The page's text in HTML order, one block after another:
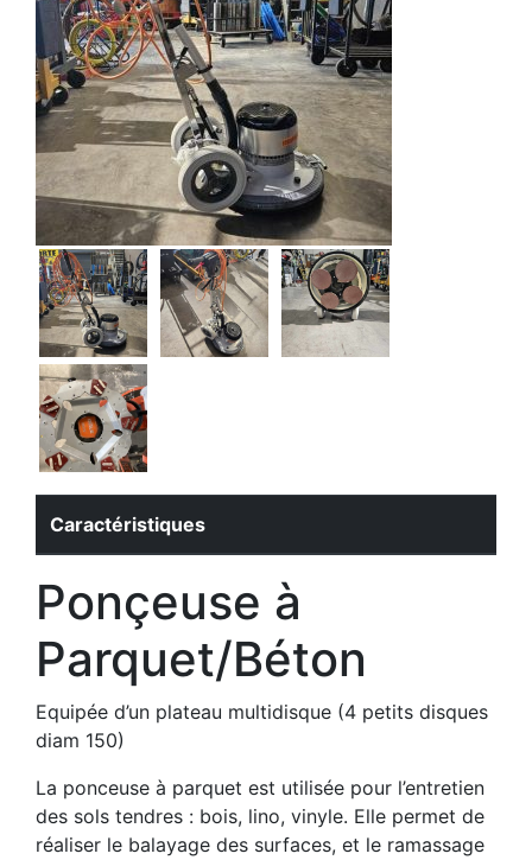
Caractéristiques
Ponçeuse à
Parquet/Béton
Equipée d’un plateau multidisque (4 petits disques
diam 150)
La ponceuse à parquet est utilisée pour l’entretien
des sols tendres : bois, lino, vinyle. Elle permet de
réaliser le balayage des surfaces, et le ramassage